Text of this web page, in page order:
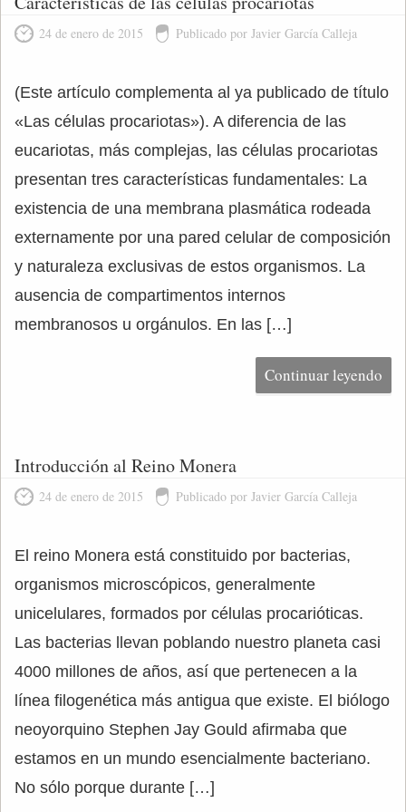
24 de enero de 2015 Publicado por Javier García Calleja
(Este artículo complementa al ya publicado de título
«Las células procariotas»). A diferencia de las
eucariotas, más complejas, las células procariotas
presentan tres características fundamentales: La
existencia de una membrana plasmática rodeada
externamente por una pared celular de composición
y naturaleza exclusivas de estos organismos. La
ausencia de compartimentos internos
membranosos u orgánulos. En las […]
Continuar leyendo
Introducción al Reino Monera
24 de enero de 2015 Publicado por Javier García Calleja
El reino Monera está constituido por bacterias,
organismos microscópicos, generalmente
unicelulares, formados por células procarióticas.
Las bacterias llevan poblando nuestro planeta casi
4000 millones de años, así que pertenecen a la
línea filogenética más antigua que existe. El biólogo
neoyorquino Stephen Jay Gould afirmaba que
estamos en un mundo esencialmente bacteriano.
No sólo porque durante […]